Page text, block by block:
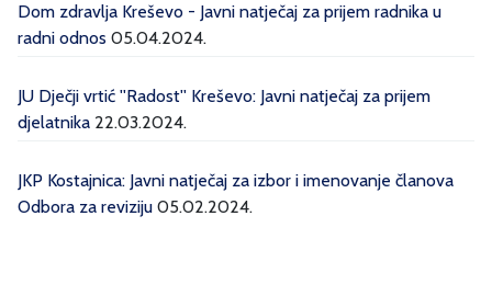
Dom zdravlja Kreševo - Javni natječaj za prijem radnika u
radni odnos 05.04.2024.
JU Dječji vrtić ''Radost'' Kreševo: Javni natječaj za prijem
djelatnika 22.03.2024.
JKP Kostajnica: Javni natječaj za izbor i imenovanje članova
Odbora za reviziju 05.02.2024.